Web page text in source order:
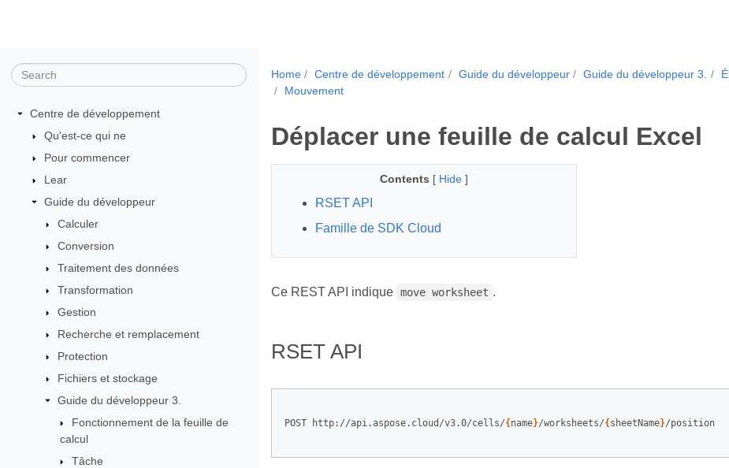
Centre de développement
Qu'est-ce qui ne
Pour commencer
Lear
Guide du développeur
Calculer
Conversion
Traitement des données
Transformation
Gestion
Recherche et remplacement
Protection
Fichiers et stockage
Guide du développeur 3.
Fonctionnement de la feuille de
calcul
Tâche
Home Centre de développement Guide du développeur Guide du développeur 3.
Mouvement
Déplacer une feuille de calcul Excel
Contents [ Hide ]
RSET API
Famille de SDK Cloud
Ce REST API indique move worksheet .
RSET API
POST http://api.aspose.cloud/v3.0/cells/{ name}/worksheets/{ sheetName}/position